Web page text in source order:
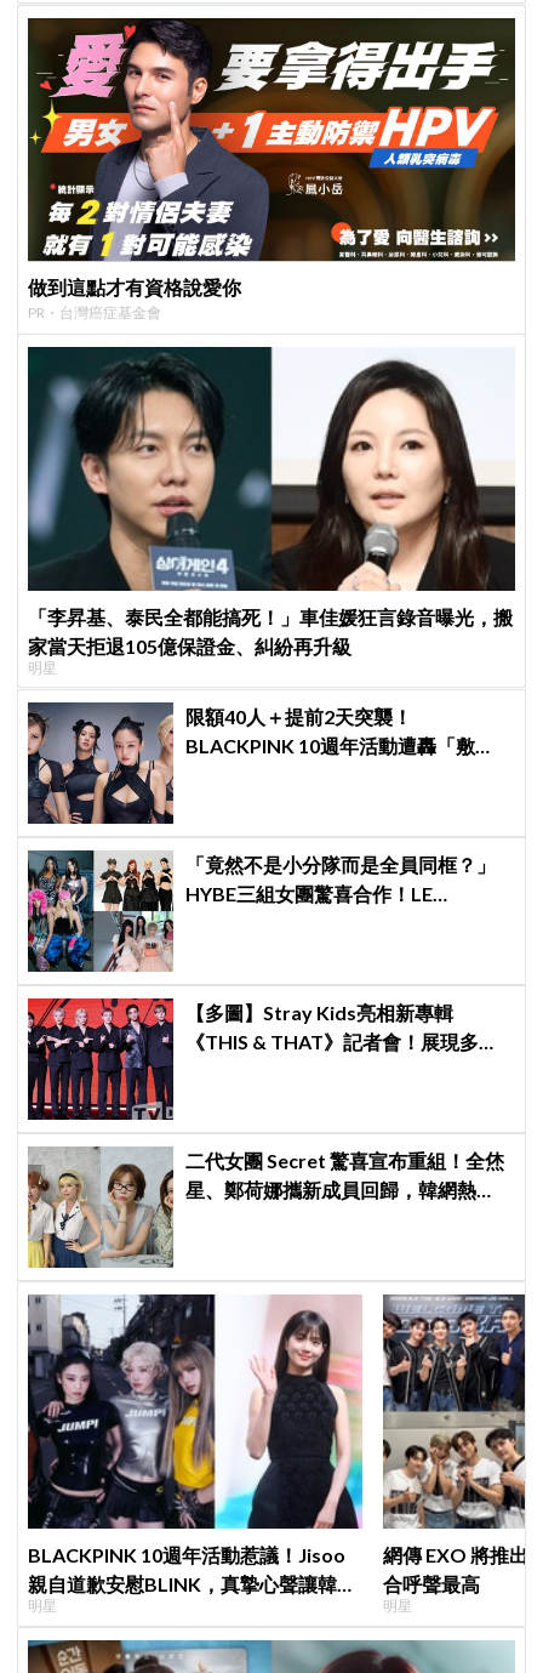
做到這點才有資格說愛你
PR・台灣癌症基金會
「李昇基、泰民全都能搞死！」車佳媛狂言錄音曝光，搬
家當天拒退105億保證金、糾紛再升級
明星
限額40人＋提前2天突襲！
BLACKPINK 10週年活動遭轟「敷
「竟然不是小分隊而是全員同框？」
HYBE三組女團驚喜合作！LE
【多圖】Stray Kids亮相新專輯
《THIS & THAT》記者會！展現多才
二代女團 Secret 驚喜宣布重組！全烋
星、鄭荷娜攜新成員回歸，韓網熱
BLACKPINK 10週年活動惹議！Jisoo
親自道歉安慰BLINK，真摯心聲讓韓網
直呼：「看了心裡好暖」
明星
網傳 EXO 將推出
合呼聲最高
明星